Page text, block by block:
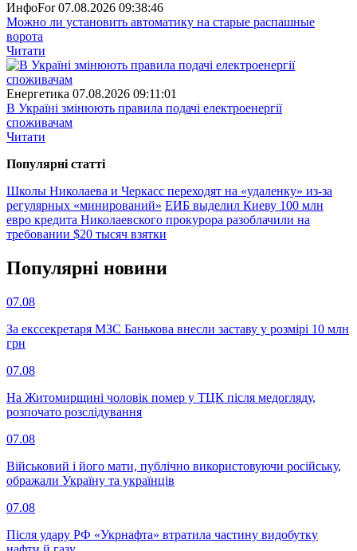
ИнфоFor 07.08.2026 09:38:46
Можно ли установить автоматику на старые распашные
ворота
Читати
Енергетика 07.08.2026 09:11:01
В Україні змінюють правила подачі електроенергії
споживачам
Читати
Популярнi статтi
Школы Николаева и Черкасс переходят на «удаленку» из-за
регулярных «минирований» ЕИБ выделил Киеву 100 млн
евро кредита Николаевского прокурора разоблачили на
требовании $20 тысяч взятки
Популярнi новини
07.08
За екссекретаря МЗС Банькова внесли заставу у розмірі 10 млн
грн
07.08
На Житомирщині чоловік помер у ТЦК після медогляду,
розпочато розслідування
07.08
Військовий і його мати, публічно використовуючи російську,
ображали Україну та українців
07.08
Після удару РФ «Укрнафта» втратила частину видобутку